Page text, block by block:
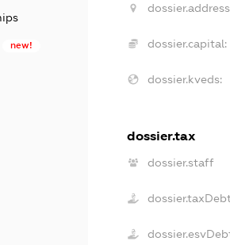
new! dossier.capital:
dossier.kveds:
dossier.tax
dossier.staff